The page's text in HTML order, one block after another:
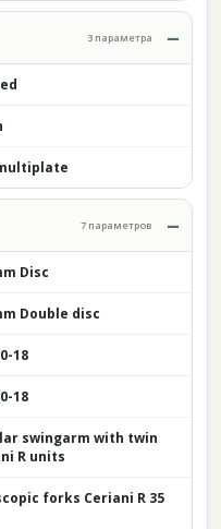
3 параметра
7 параметров
Disc
Double disc
18
18
swingarm with twin
R units
forks Ceriani R 35